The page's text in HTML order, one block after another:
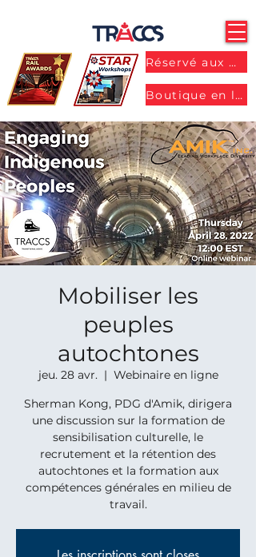
Réservé aux membres
Boutique en ligne
Mobiliser les
peuples
autochtones
jeu. 28 avr.
  |
Webinaire en ligne
Sherman Kong, PDG d'Amik, dirigera
une discussion sur la formation de
sensibilisation culturelle, le
recrutement et la rétention des
autochtones et la formation aux
compétences générales en milieu de
travail.